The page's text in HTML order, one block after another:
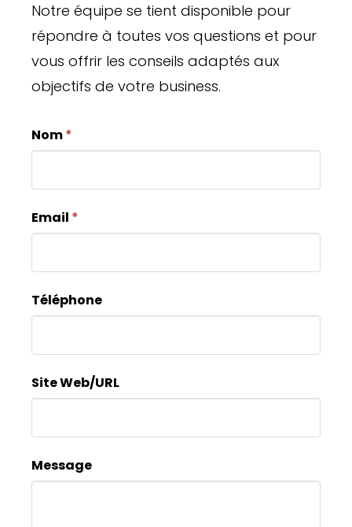
Notre équipe se tient disponible pour
répondre à toutes vos questions et pour
vous offrir les conseils adaptés aux
objectifs de votre business.
Contact
Nom*
Email *
Téléphone
Site Web/URL
Message
Si
êtes
un
humain,
pas
champ.